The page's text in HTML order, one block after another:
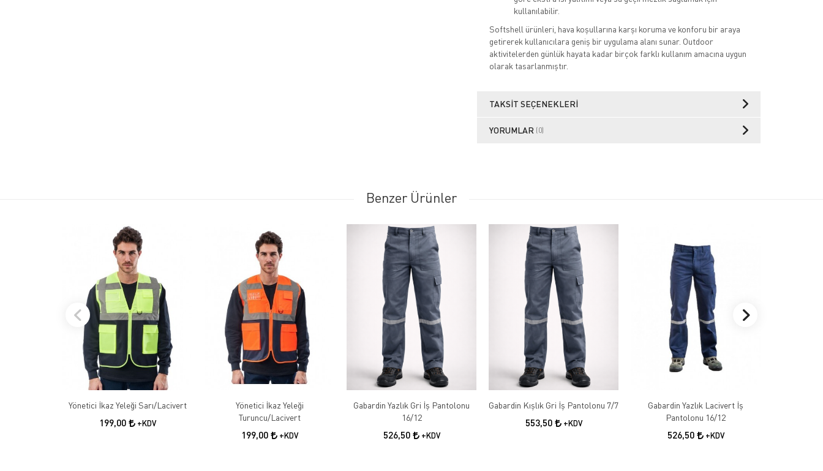
kullanılabilir.
Softshell ürünleri, hava koşullarına karşı koruma ve konforu bir araya
getirerek kullanıcılara geniş bir uygulama alanı sunar. Outdoor
aktivitelerden günlük hayata kadar birçok farklı kullanım amacına uygun
olarak tasarlanmıştır.
TAKSIT SEÇENEKLERI
YORUMLAR (0)
Benzer Ürünler
Yönetici İkaz Yeleği Sarı/Lacivert
199,00 +KDV
Yönetici İkaz Yeleği
Turuncu/Lacivert
199,00 +KDV
Gabardin Yazlık Gri İş Pantolonu
16/12
526,50 +KDV
Gabardin Kışlık Gri İş Pantolonu 7/7
553,50 +KDV
Gabardin Yazlık Lacivert İş
Pantolonu 16/12
526,50 +KDV